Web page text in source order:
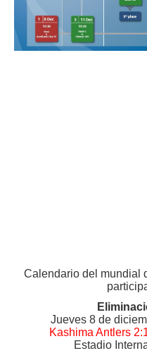
Calendario del mundial
Jueves 8 de
Kashima Antlers
Estadio